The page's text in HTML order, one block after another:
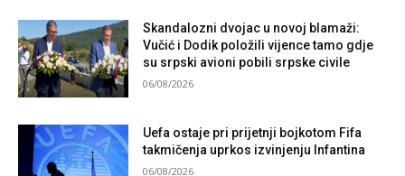
Skandalozni dvojac u novoj blamaži:
Vučić i Dodik položili vijence tamo gdje
su srpski avioni pobili srpske civile
06/08/2026
Uefa ostaje pri prijetnji bojkotom Fifa
takmičenja uprkos izvinjenju Infantina
06/08/2026